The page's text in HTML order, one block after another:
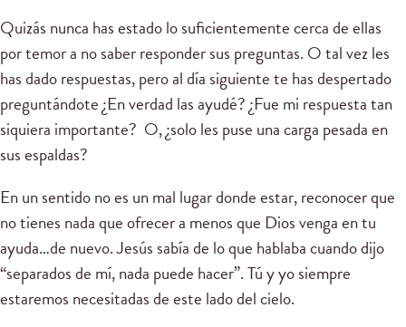
Quizás nunca has estado lo suficientemente cerca de ellas
por temor a no saber responder sus preguntas. O tal vez les
has dado respuestas, pero al día siguiente te has despertado
preguntándote ¿En verdad las ayudé? ¿Fue mi respuesta tan
siquiera importante? O, ¿solo les puse una carga pesada en
sus espaldas?
En un sentido no es un mal lugar donde estar, reconocer que
no tienes nada que ofrecer a menos que Dios venga en tu
ayuda…de nuevo. Jesús sabía de lo que hablaba cuando dijo
“separados de mí, nada puede hacer”. Tú y yo siempre
estaremos necesitadas de este lado del cielo.